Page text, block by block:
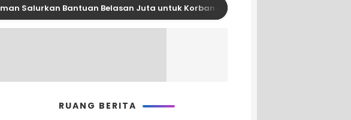
Salurkan Bantuan Belasan Juta untuk Korban Kebakaran di Limboro
RUANG BERITA